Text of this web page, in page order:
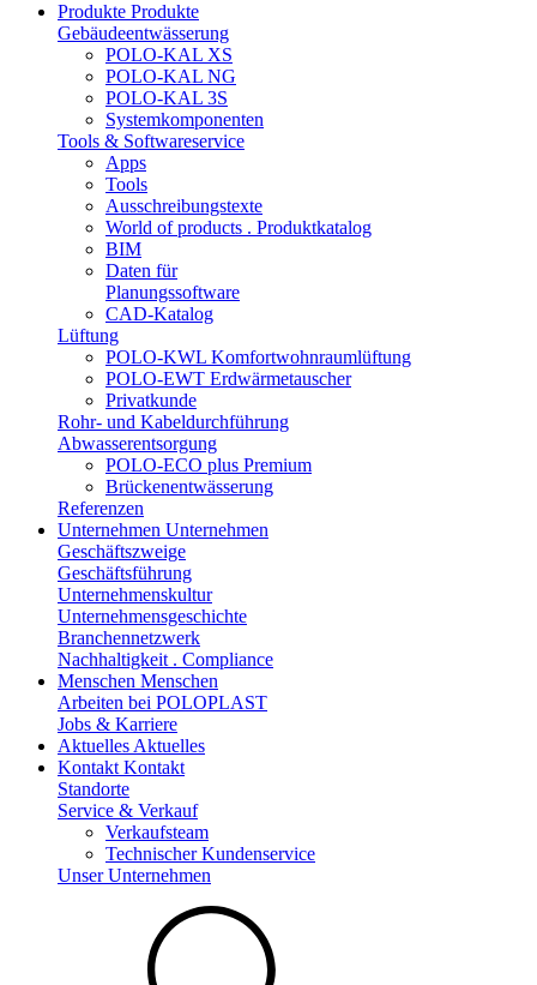
Produkte Produkte
Gebäudeentwässerung
POLO-KAL XS
POLO-KAL NG
POLO-KAL 3S
Systemkomponenten
Tools & Softwareservice
Apps
Tools
Ausschreibungstexte
World of products . Produktkatalog
BIM
Daten für
Planungssoftware
CAD-Katalog
Lüftung
POLO-KWL Komfortwohnraumlüftung
POLO-EWT Erdwärmetauscher
Privatkunde
Rohr- und Kabeldurchführung
Abwasserentsorgung
POLO-ECO plus Premium
Brückenentwässerung
Referenzen
Unternehmen Unternehmen
Geschäftszweige
Geschäftsführung
Unternehmenskultur
Unternehmensgeschichte
Branchennetzwerk
Nachhaltigkeit . Compliance
Menschen Menschen
Arbeiten bei POLOPLAST
Jobs & Karriere
Aktuelles Aktuelles
Kontakt Kontakt
Standorte
Service & Verkauf
Verkaufsteam
Technischer Kundenservice
Unser Unternehmen